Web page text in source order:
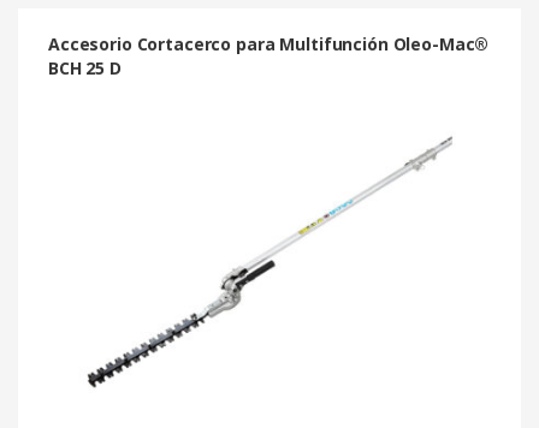
Accesorio Cortacerco para Multifunción Oleo-Mac®
BCH 25 D